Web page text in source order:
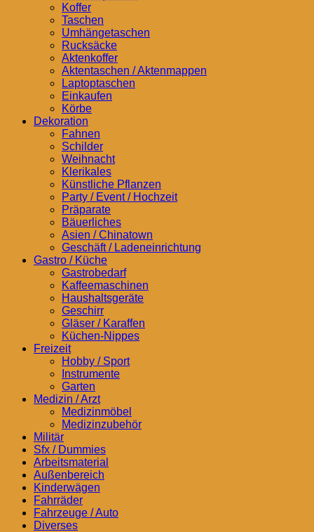
Koffer
Taschen
Umhängetaschen
Rucksäcke
Aktenkoffer
Aktentaschen / Aktenmappen
Laptoptaschen
Einkaufen
Körbe
Dekoration
Fahnen
Schilder
Weihnacht
Klerikales
Künstliche Pflanzen
Party / Event / Hochzeit
Präparate
Bäuerliches
Asien / Chinatown
Geschäft / Ladeneinrichtung
Gastro / Küche
Gastrobedarf
Kaffeemaschinen
Haushaltsgeräte
Geschirr
Gläser / Karaffen
Küchen-Nippes
Freizeit
Hobby / Sport
Instrumente
Garten
Medizin / Arzt
Medizinmöbel
Medizinzubehör
Militär
Sfx / Dummies
Arbeitsmaterial
Außenbereich
Kinderwägen
Fahrräder
Fahrzeuge / Auto
Diverses